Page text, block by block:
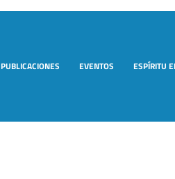
PUBLICACIONES EVENTOS ESPÍRITU